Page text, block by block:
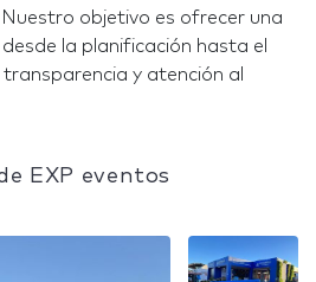
objetivo es ofrecer una
la planificación hasta el
y atención al
EXP eventos